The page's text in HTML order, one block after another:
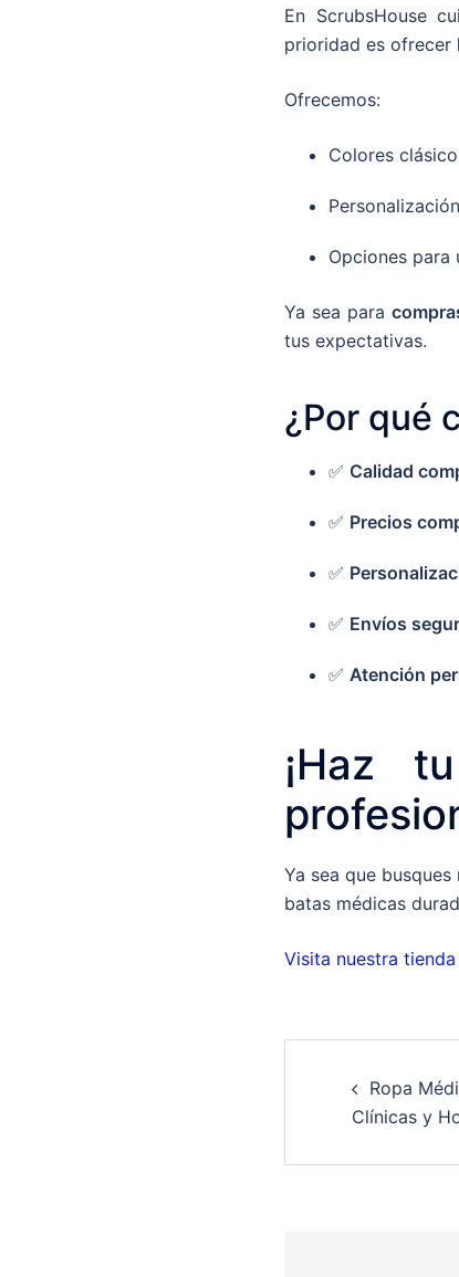
En ScrubsHouse
prioridad es ofrecer
Ofrecemos:
Colores
Opciones
Ya sea para
tus expectativas.
¿Por qué
✅ Calidad
✅ Precios
✅
✅ Envíos
✅ Atención
¡Haz
Ya sea que
batas médicas
Visita nuestra tienda
Ropa
Clínicas y